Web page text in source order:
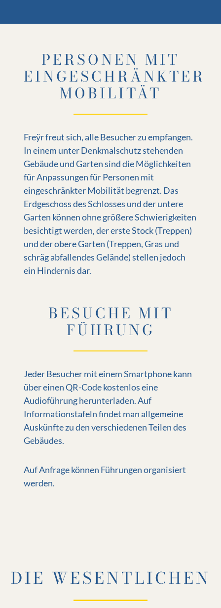
PERSONEN MIT
EINGESCHRÄNKTER
MOBILITÄT
Freÿr freut sich, alle Besucher zu empfangen.
In einem unter Denkmalschutz stehenden
Gebäude und Garten sind die Möglichkeiten
für Anpassungen für Personen mit
eingeschränkter Mobilität begrenzt. Das
Erdgeschoss des Schlosses und der untere
Garten können ohne größere Schwierigkeiten
besichtigt werden, der erste Stock (Treppen)
und der obere Garten (Treppen, Gras und
schräg abfallendes Gelände) stellen jedoch
ein Hindernis dar.
BESUCHE MIT
FÜHRUNG
Jeder Besucher mit einem Smartphone kann
über einen QR-Code kostenlos eine
Audioführung herunterladen. Auf
Informationstafeln findet man allgemeine
Auskünfte zu den verschiedenen Teilen des
Gebäudes.
Auf Anfrage können Führungen organisiert
werden.
DIE WESENTLICHEN